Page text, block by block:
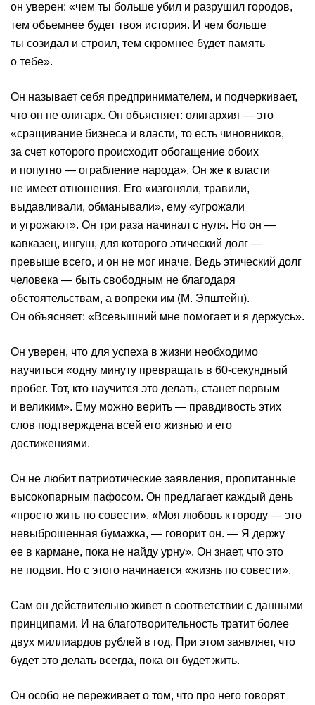
он уверен: «чем ты больше убил и разрушил городов,
тем объемнее будет твоя история. И чем больше
ты созидал и строил, тем скромнее будет память
о тебе».
Он называет себя предпринимателем, и подчеркивает,
что он не олигарх. Он объясняет: олигархия — это
«сращивание бизнеса и власти, то есть чиновников,
за счет которого происходит обогащение обоих
и попутно — ограбление народа». Он же к власти
не имеет отношения. Его «изгоняли, травили,
выдавливали, обманывали», ему «угрожали
и угрожают». Он три раза начинал с нуля. Но он —
кавказец, ингуш, для которого этический долг —
превыше всего, и он не мог иначе. Ведь этический долг
человека — быть свободным не благодаря
обстоятельствам, а вопреки им (М. Эпштейн).
Он объясняет: «Всевышний мне помогает и я держусь».
Он уверен, что для успеха в жизни необходимо
научиться «одну минуту превращать в 60-секундный
пробег. Тот, кто научится это делать, станет первым
и великим». Ему можно верить — правдивость этих
слов подтверждена всей его жизнью и его
достижениями.
Он не любит патриотические заявления, пропитанные
высокопарным пафосом. Он предлагает каждый день
«просто жить по совести». «Моя любовь к городу — это
невыброшенная бумажка, — говорит он. — Я держу
ее в кармане, пока не найду урну». Он знает, что это
не подвиг. Но с этого начинается «жизнь по совести».
Сам он действительно живет в соответствии с данными
принципами. И на благотворительность тратит более
двух миллиардов рублей в год. При этом заявляет, что
будет это делать всегда, пока он будет жить.
Он особо не переживает о том, что про него говорят